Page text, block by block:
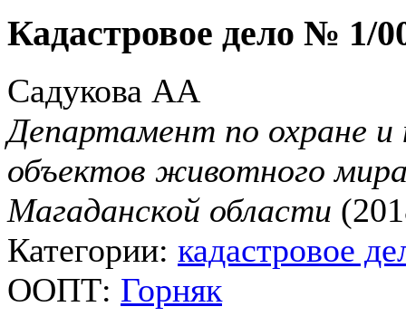
Кадастровое дело № 1/
Садукова АА
Департамент по охране и
объектов животного
Магаданской области
Категории: кадастровое
ООПТ: Горняк